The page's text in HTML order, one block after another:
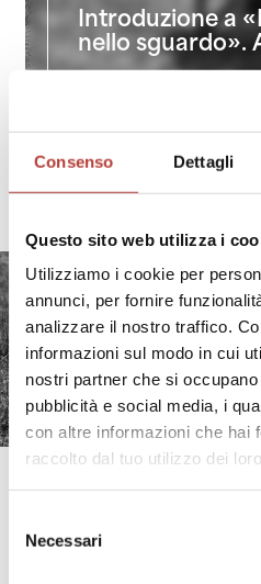
Consenso Dettagli
Questo sito web utilizza i
Utilizziamo i cookie per
annunci, per fornire
analizzare il nostro traffico.
informazioni sul modo in cui
nostri partner che si
pubblicità e social media, i
con altre informazioni che hai
raccolto dal tuo utilizzo dei
delNecessari
Introduzione a
nello sguardo».
nel cinema
SAGGI
Introduzione a
sguardo». Attrici e
di
Corinne